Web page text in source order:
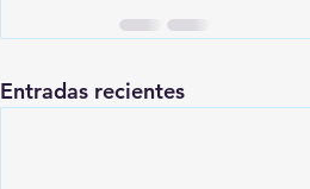
Entradas recientes